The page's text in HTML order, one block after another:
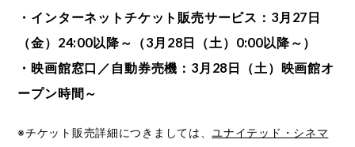
・インターネットチケット販売サービス：3月27日
（金）24:00以降～（3月28日（土）0:00以降～）
・映画館窓口／自動券売機：3月28日（土）映画館オ
ープン時間～
※チケット販売詳細につきましては、 ユナイテッド・シネマ